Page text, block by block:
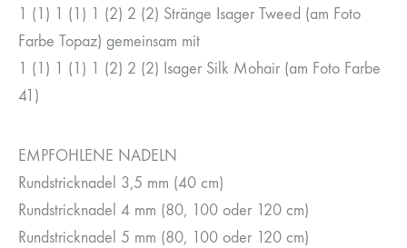
1 (1) 1 (1) 1 (2) 2 (2) Stränge Isager Tweed (am Foto
Farbe Topaz) gemeinsam mit
1 (1) 1 (1) 1 (2) 2 (2) Isager Silk Mohair (am Foto Farbe
41)
EMPFOHLENE NADELN
Rundstricknadel 3,5 mm (40 cm)
Rundstricknadel 4 mm (80, 100 oder 120 cm)
Rundstricknadel 5 mm (80, 100 oder 120 cm)